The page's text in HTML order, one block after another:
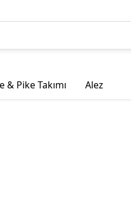
& Pike Takımı Alez